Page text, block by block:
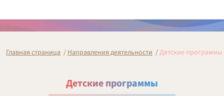
Главная страница / Направления деятельности /Детские программы
Детские программы